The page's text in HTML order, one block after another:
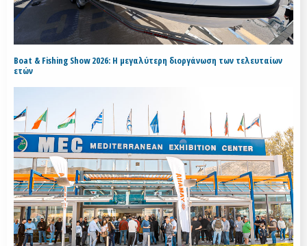
Boat & Fishing Show 2026: Η μεγαλύτερη διοργάνωση των τελευταίων
ετών